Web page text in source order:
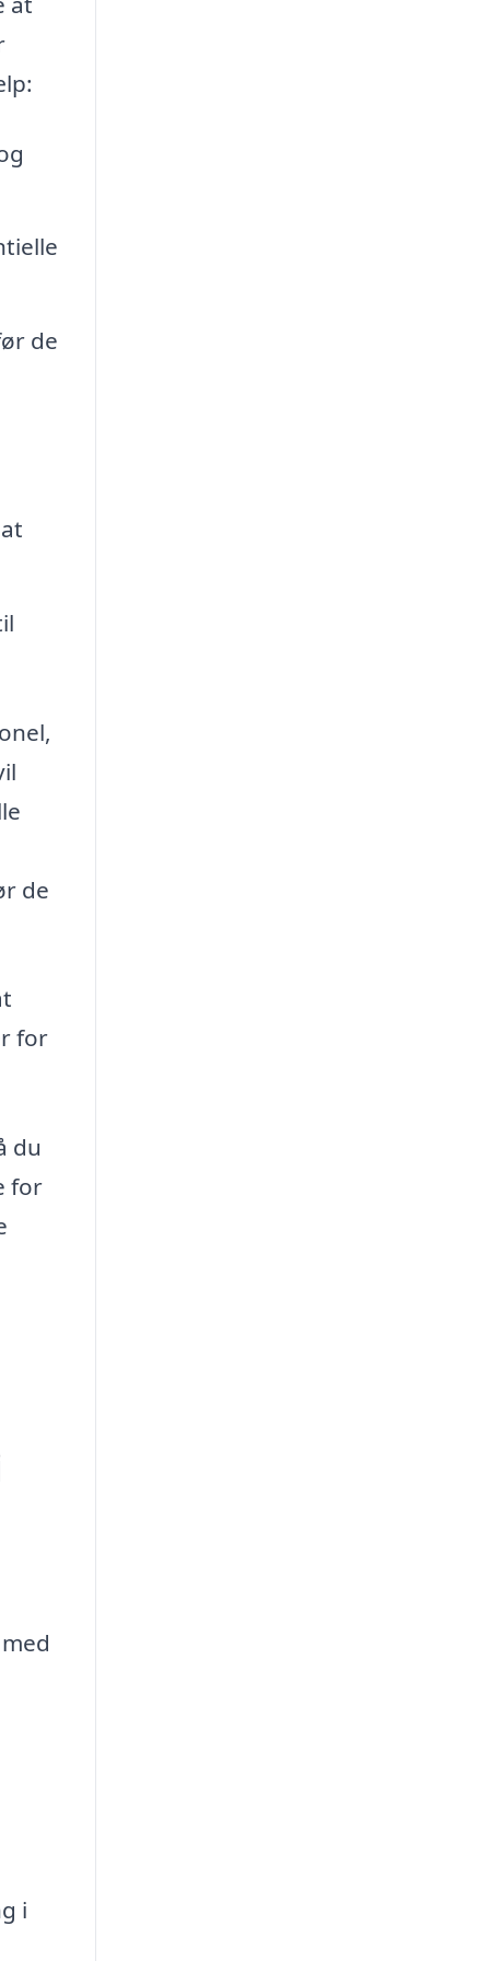
de
de
for
du
for
i